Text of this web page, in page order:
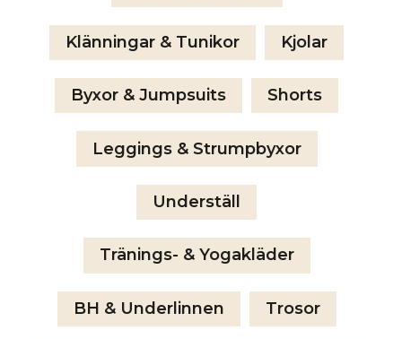
Klänningar & Tunikor Kjolar
Byxor & Jumpsuits Shorts
Leggings & Strumpbyxor
Underställ
Tränings- & Yogakläder
BH & Underlinnen Trosor